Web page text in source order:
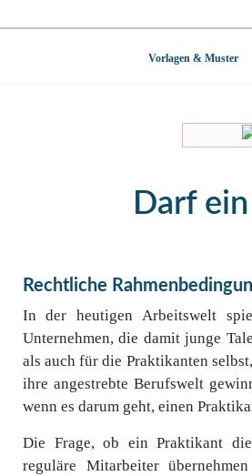
Vorlagen & Muster
Darf
Rechtliche
In der heutigen Arbeitswelt
Unternehmen, die damit junge
als auch für die Praktikanten
ihre angestrebte Berufswelt
wenn es darum geht, einen
Die Frage, ob ein Praktikant
reguläre Mitarbeiter